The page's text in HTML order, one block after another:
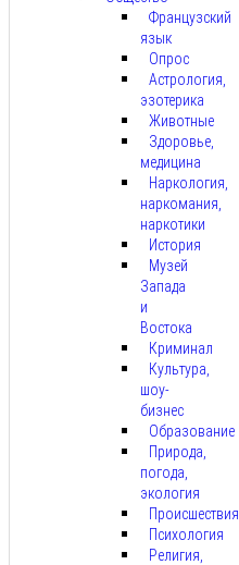
Французский
язык
Опрос
Астрология,
эзотерика
Животные
Здоровье,
медицина
Наркология,
наркомания,
наркотики
История
Музей
Запада
и
Востока
Криминал
Культура,
шоу-
бизнес
Образование
Природа,
погода,
экология
Происшествия
Психология
Религия,